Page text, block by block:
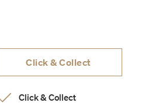
Click & Collect
Click & Collect